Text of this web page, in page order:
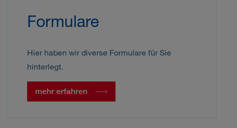
Formulare
Hier haben wir diverse Formulare für Sie
hinterlegt.
mehr erfahren